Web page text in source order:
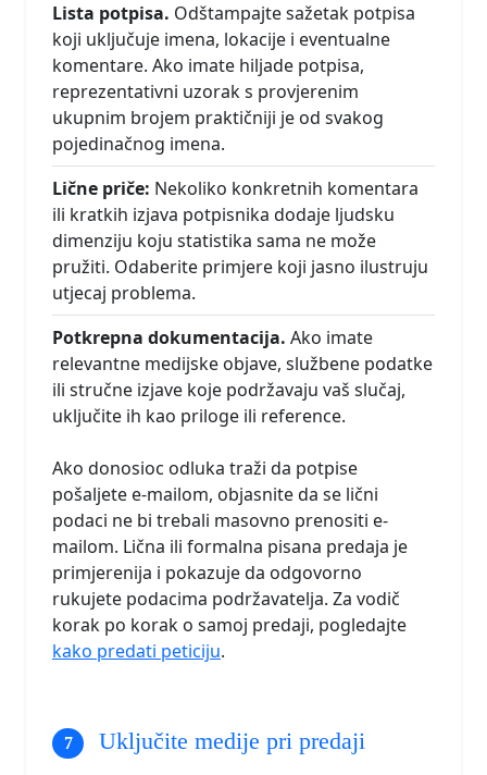
Lista potpisa. Odštampajte sažetak potpisa
koji uključuje imena, lokacije i eventualne
komentare. Ako imate hiljade potpisa,
reprezentativni uzorak s provjerenim
ukupnim brojem praktičniji je od svakog
pojedinačnog imena.
Lične priče: Nekoliko konkretnih komentara
ili kratkih izjava potpisnika dodaje ljudsku
dimenziju koju statistika sama ne može
pružiti. Odaberite primjere koji jasno ilustruju
utjecaj problema.
Potkrepna dokumentacija. Ako imate
relevantne medijske objave, službene podatke
ili stručne izjave koje podržavaju vaš slučaj,
uključite ih kao priloge ili reference.
Ako donosioc odluka traži da potpise
pošaljete e-mailom, objasnite da se lični
podaci ne bi trebali masovno prenositi e-
mailom. Lična ili formalna pisana predaja je
primjerenija i pokazuje da odgovorno
rukujete podacima podržavatelja. Za vodič
korak po korak o samoj predaji, pogledajte
kako predati peticiju.
Uključite medije pri predaji